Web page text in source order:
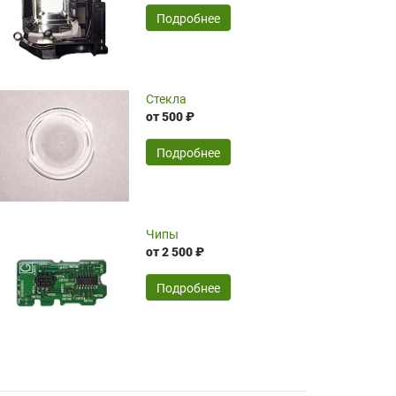
временные затраты по достаточно
оптимизированной стоимости, чему
чрезмерно благодарны!)))
SERGEY FOURSOV,24.04.2026
широкий ассортимент ламп, как оригиналов,
так и аналогов.Быстрое оформление и
передача в доставку, приемлемые цены. Мне
понравилось.
Читать полностью
16.04.2026
Подробнее
Стекла
от 500 ₽
Подробнее
Чипы
от 2 500 ₽
Подробнее